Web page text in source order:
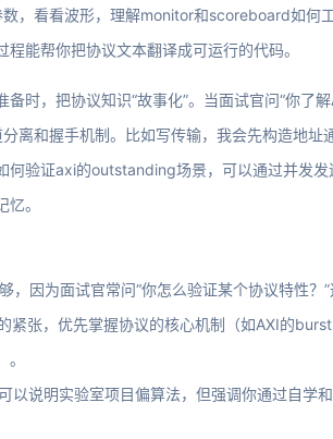
，看看波形，理解monitor和scoreboard如何
程能帮你把协议文本翻译成可运行的代码。
备时，把协议知识“故事化”。当面试官问“你了
离和握手机制。比如写传输，我会先构造地
何验证axi的outstanding场景，可以通过并发
。
，因为面试官常问“你怎么验证某个协议特性？”
紧张，优先掌握协议的核心机制（如AXI的
以说明实验室项目偏算法，但强调你通过自学